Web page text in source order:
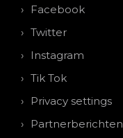
Facebook
Twitter
Instagram
Tik Tok
Privacy settings
Partnerberichten